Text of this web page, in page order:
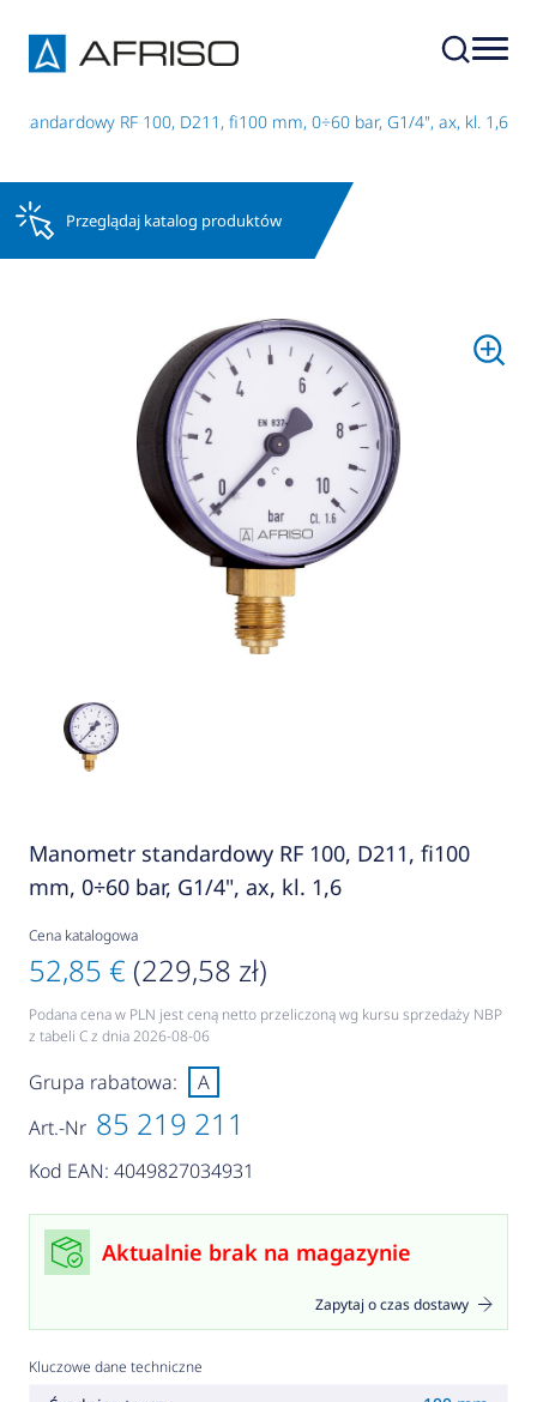
standardowy RF 100, D211, fi100 mm, 0÷60 bar, G1/4", ax, kl. 1,6
Przeglądaj katalog produktów
Manometr standardowy RF 100, D211, fi100
mm, 0÷60 bar, G1/4", ax, kl. 1,6
Cena katalogowa
52,85 € (229,58 zł)
Podana cena w PLN jest ceną netto przeliczoną wg kursu sprzedaży NBP
z tabeli C z dnia 2026-08-06
Art.-Nr 85 219 211
Kod EAN: 4049827034931
Grupa rabatowa: A
Aktualnie brak na magazynie
Zapytaj o czas dostawy
Kluczowe dane techniczne